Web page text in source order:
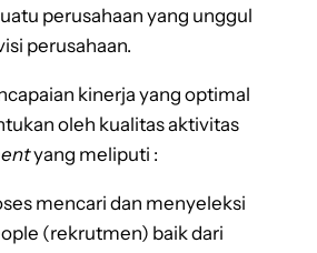
perusahaan yang unggul
perusahaan.
kinerja yang optimal
oleh kualitas aktivitas
yang meliputi :
mencari dan menyeleksi
(rekrutmen) baik dari